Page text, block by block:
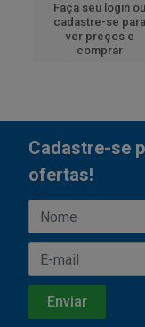
Faça seu login ou
cadastre-se para
ver preços e
comprar
Cadastre-se
ofertas!